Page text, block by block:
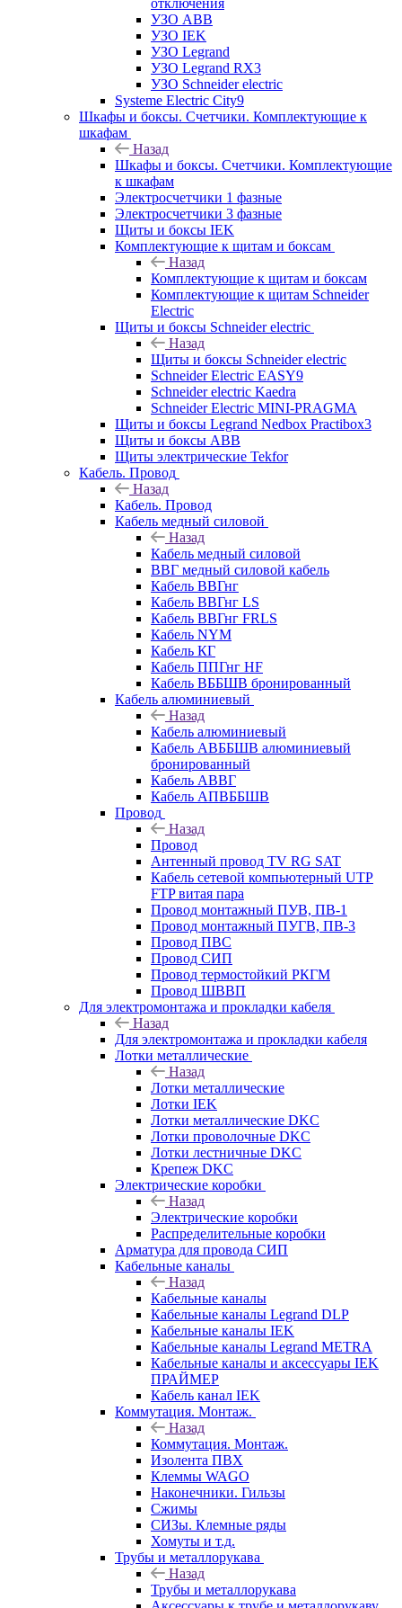
УЗО ABB
УЗО IEK
УЗО Legrand
УЗО Legrand RX3
УЗО Schneider electric
Systeme Electric City9
Шкафы и боксы. Счетчики. Комплектующие к
шкафам
Назад
Шкафы и боксы. Счетчики. Комплектующие
к шкафам
Электросчетчики 1 фазные
Электросчетчики 3 фазные
Щиты и боксы IEK
Комплектующие к щитам и боксам
Назад
Комплектующие к щитам и боксам
Комплектующие к щитам Schneider
Electric
Щиты и боксы Schneider electric
Назад
Щиты и боксы Schneider electric
Schneider Electric EASY9
Schneider electric Kaedra
Schneider Electric MINI-PRAGMA
Щиты и боксы Legrand Nedbox Practibox3
Щиты и боксы ABB
Щиты электрические Tekfor
Кабель. Провод
Назад
Кабель. Провод
Кабель медный силовой
Назад
Кабель медный силовой
ВВГ медный силовой кабель
Кабель ВВГнг
Кабель ВВГнг LS
Кабель ВВГнг FRLS
Кабель NYM
Кабель КГ
Кабель ППГнг HF
Кабель ВББШВ бронированный
Кабель алюминиевый
Назад
Кабель алюминиевый
Кабель АВББШВ алюминиевый
бронированный
Кабель АВВГ
Кабель АПВББШВ
Провод
Назад
Провод
Антенный провод TV RG SAT
Кабель сетевой компьютерный UTP
FTP витая пара
Провод монтажный ПУВ, ПВ-1
Провод монтажный ПУГВ, ПВ-3
Провод ПВС
Провод СИП
Провод термостойкий РКГМ
Провод ШВВП
Для электромонтажа и прокладки кабеля
Назад
Для электромонтажа и прокладки кабеля
Лотки металлические
Назад
Лотки металлические
Лотки IEK
Лотки металлические DKC
Лотки проволочные DKC
Лотки лестничные DKC
Крепеж DKC
Электрические коробки
Назад
Электрические коробки
Распределительные коробки
Арматура для провода СИП
Кабельные каналы
Назад
Кабельные каналы
Кабельные каналы Legrand DLP
Кабельные каналы IEK
Кабельные каналы Legrand METRA
Кабельные каналы и аксессуары IEK
ПРАЙМЕР
Кабель канал IEK
Коммутация. Монтаж.
Назад
Коммутация. Монтаж.
Изолента ПВХ
Клеммы WAGO
Наконечники. Гильзы
Сжимы
СИЗы. Клемные ряды
Хомуты и т.д.
Трубы и металлорукава
Назад
Трубы и металлорукава